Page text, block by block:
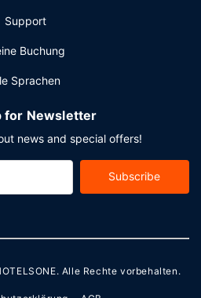
Support
Buchung
Sprachen
for Newsletter
news and special offers!
Subscribe
. Alle Rechte vorbehalten.